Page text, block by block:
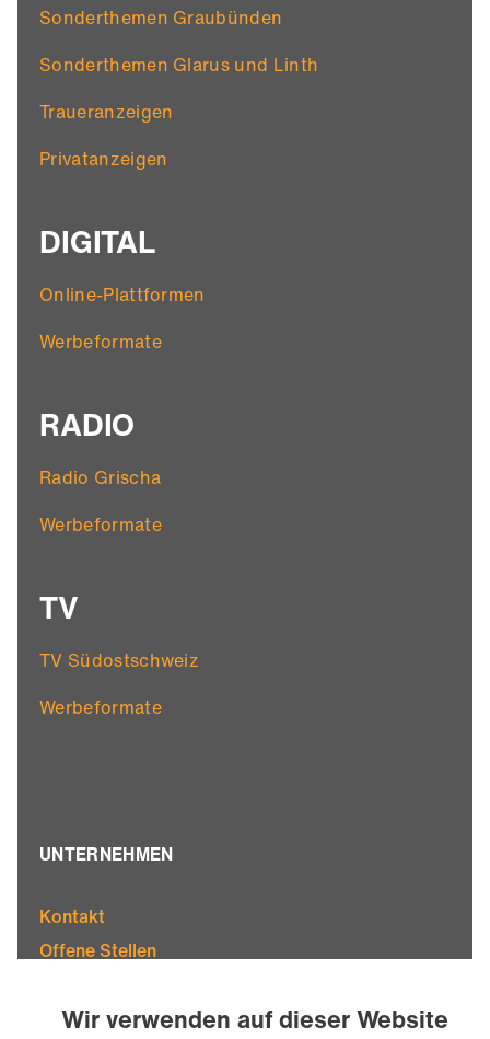
Sonderthemen Graubünden
Sonderthemen Glarus und Linth
Traueranzeigen
Privatanzeigen
DIGITAL
Online-Plattformen
Werbeformate
RADIO
Radio Grischa
Werbeformate
TV
TV Südostschweiz
Werbeformate
UNTERNEHMEN
Kontakt
Offene Stellen
Team
Wir verwenden auf dieser Website